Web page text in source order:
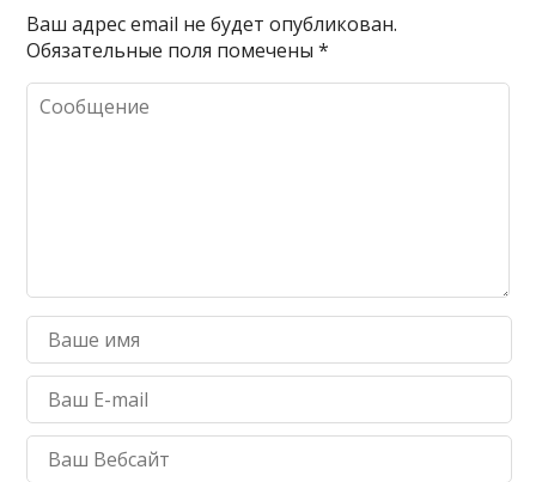
Ваш адрес email не будет опубликован.
Обязательные поля помечены*